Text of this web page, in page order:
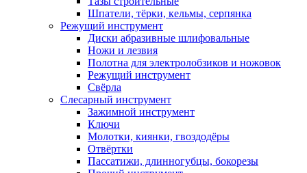
Шпатели, тёрки, кельмы, серпянка
Режущий инструмент
Диски абразивные шлифовальные
Ножи и лезвия
Полотна для электролобзиков и ножовок
Режущий инструмент
Свёрла
Слесарный инструмент
Зажимной инструмент
Ключи
Молотки, киянки, гвоздодёры
Отвёртки
Пассатижи, длинногубцы, бокорезы